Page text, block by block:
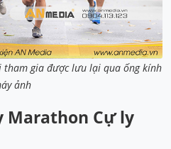
tham gia được lưu lại qua ống kính
ảnh
Marathon Cự ly